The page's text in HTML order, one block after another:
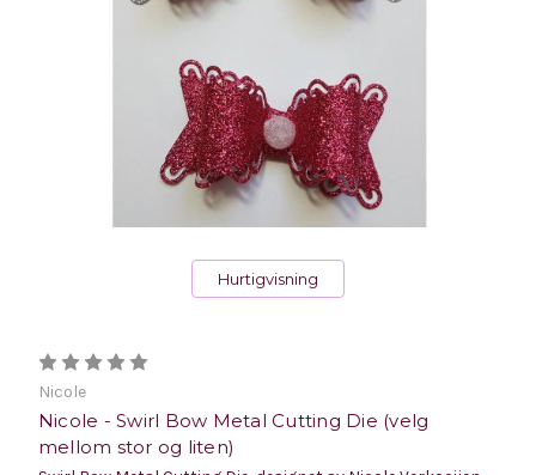
Hurtigvisning
Nicole
Nicole - Swirl Bow Metal Cutting Die (velg
mellom stor og liten)